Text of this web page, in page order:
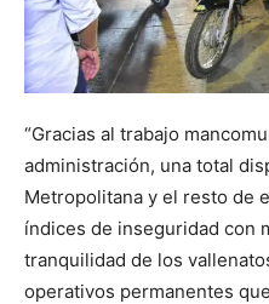
“Gracias al trabajo
administración, una total
Metropolitana y el resto de
índices de inseguridad con
tranquilidad de los
operativos permanentes